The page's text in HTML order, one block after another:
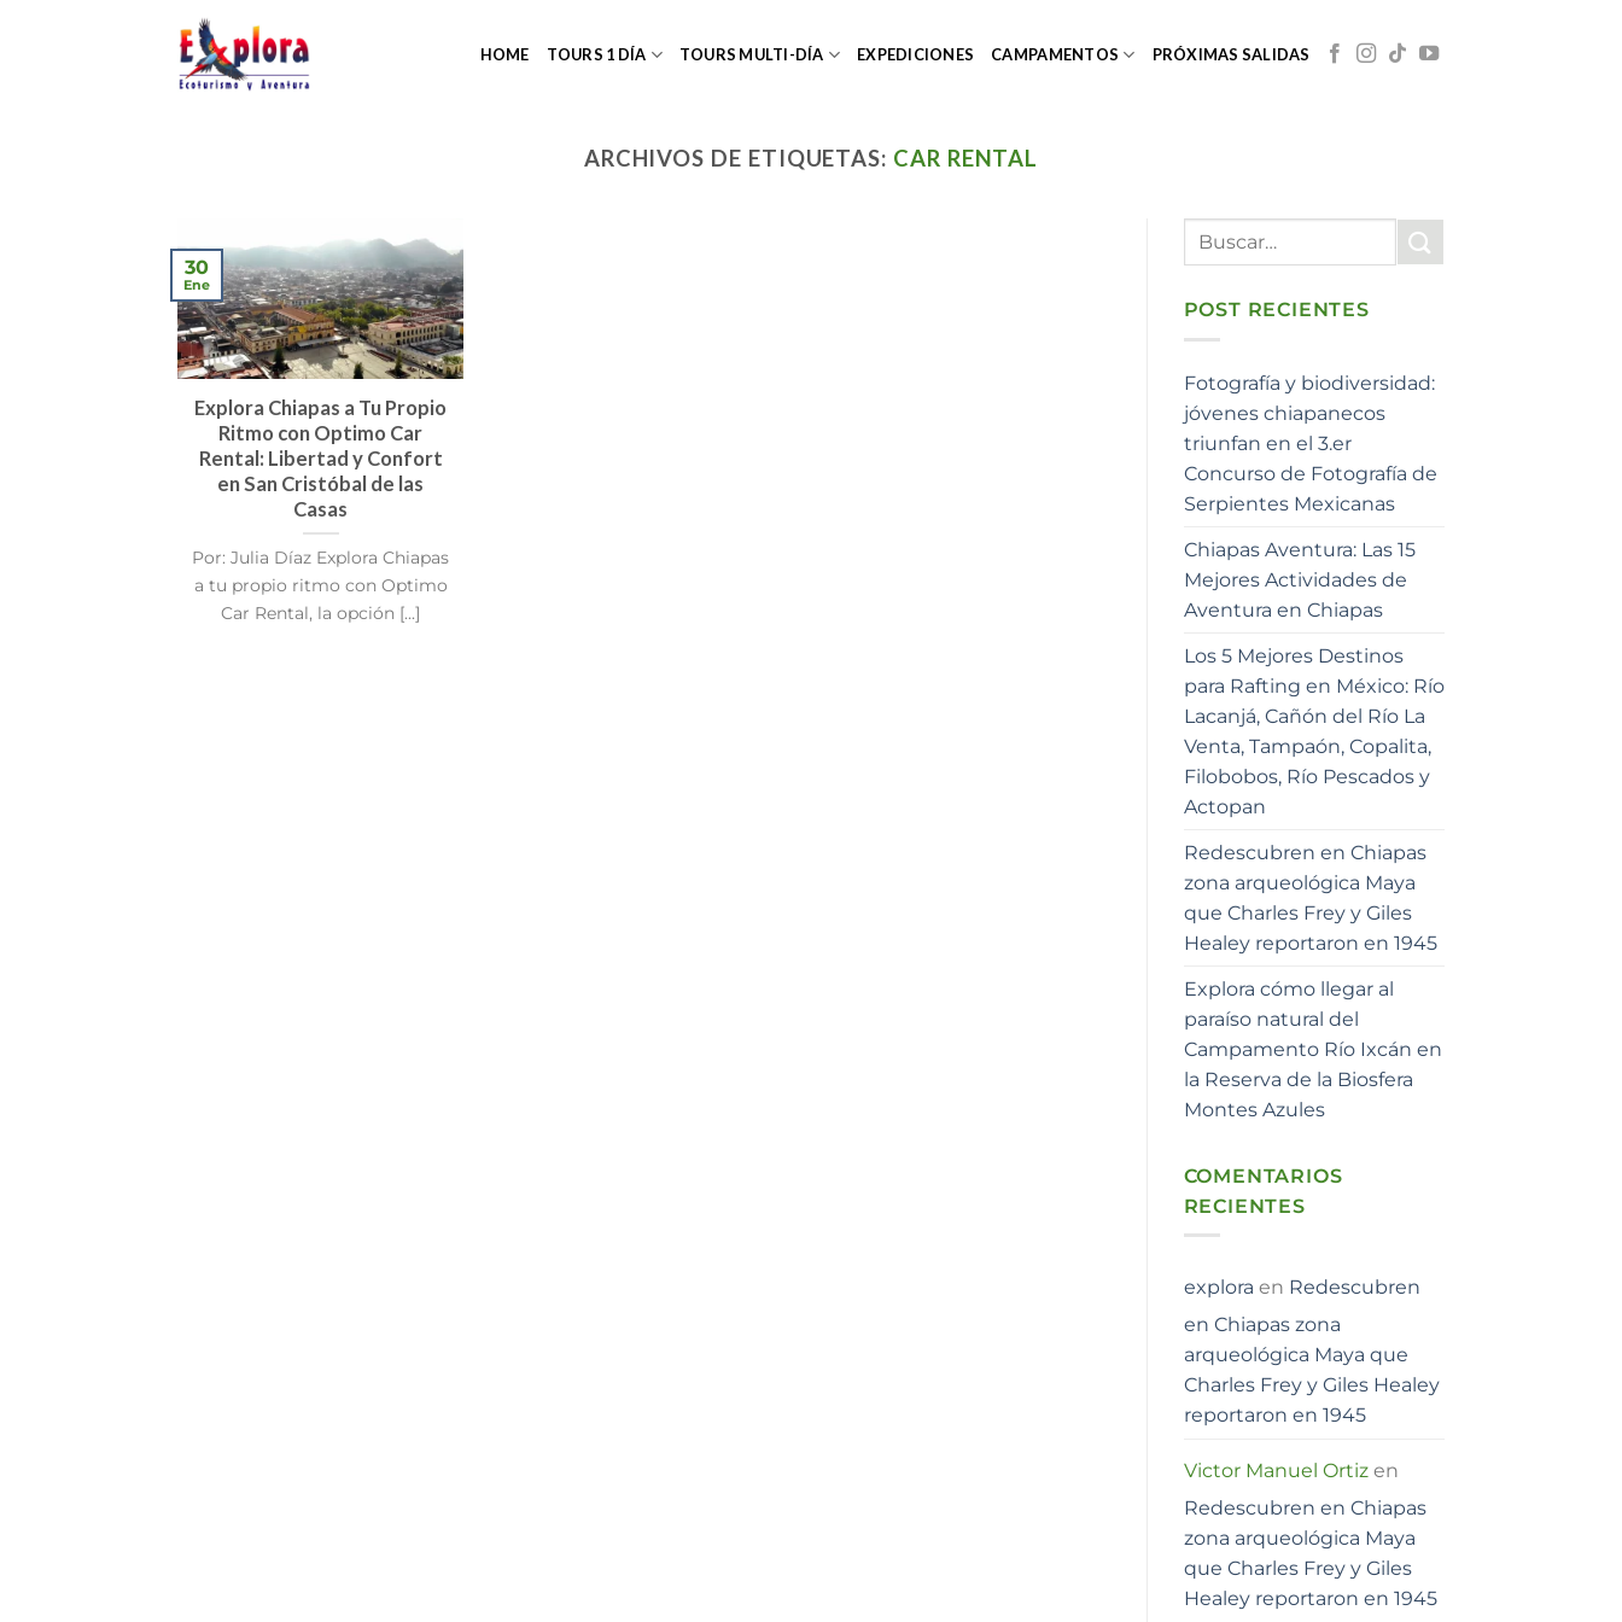
HOME TOURS 1 DÍA TOURS MULTI-DÍA EXPEDICIONES CAMPAMENTOS PRÓXIMAS SALIDAS
ARCHIVOS DE ETIQUETAS: CAR RENTAL
Explora Chiapas a Tu Propio
Ritmo con Optimo Car
Rental: Libertad y Confort
en San Cristóbal de las
Casas
Por: Julia Díaz Explora Chiapas
a tu propio ritmo con Optimo
Car Rental, la opción [...]
30
Ene
POST RECIENTES
Fotografía y biodiversidad:
jóvenes chiapanecos
triunfan en el 3.er
Concurso de Fotografía de
Serpientes Mexicanas
Chiapas Aventura: Las 15
Mejores Actividades de
Aventura en Chiapas
Los 5 Mejores Destinos
para Rafting en México: Río
Lacanjá, Cañón del Río La
Venta, Tampaón, Copalita,
Filobobos, Río Pescados y
Actopan
Redescubren en Chiapas
zona arqueológica Maya
que Charles Frey y Giles
Healey reportaron en 1945
Explora cómo llegar al
paraíso natural del
Campamento Río Ixcán en
la Reserva de la Biosfera
Montes Azules
COMENTARIOS
RECIENTES
explora en Redescubren
en Chiapas zona
arqueológica Maya que
Charles Frey y Giles Healey
reportaron en 1945
Victor Manuel Ortizen
Redescubren en Chiapas
zona arqueológica Maya
que Charles Frey y Giles
Healey reportaron en 1945